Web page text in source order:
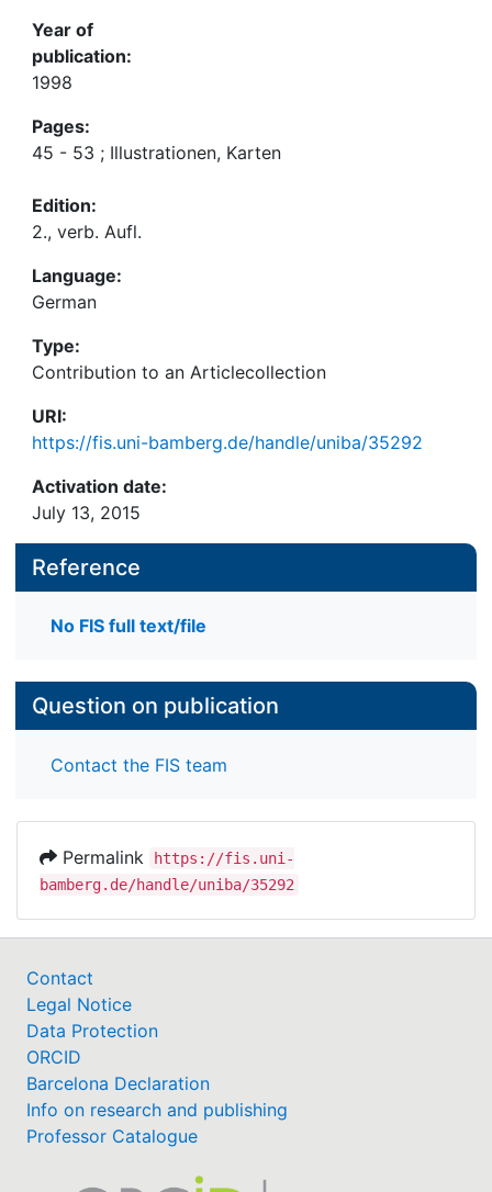
Year of
publication:
1998
Pages:
45 - 53 ; Illustrationen, Karten
Edition:
2., verb. Aufl.
Language:
German
Type:
Contribution to an Articlecollection
URI:
https://fis.uni-bamberg.de/handle/uniba/35292
Activation date:
July 13, 2015
Reference
No FIS full text/file
Question on publication
Contact the FIS team
Permalink
https://fis.uni-
bamberg.de/handle/uniba/35292
Contact
Legal Notice
Data Protection
ORCID
Barcelona Declaration
Info on research and publishing
Professor Catalogue